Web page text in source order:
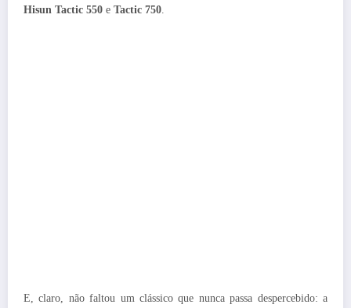
Hisun Tactic 550 e Tactic 750.
E, claro, não faltou um clássico que nunca passa despercebido: a